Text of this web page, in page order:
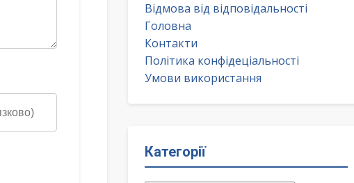
Відмова від відповідальності
Головна
Контакти
Політика конфідеціальності
Умови використання
Категорії